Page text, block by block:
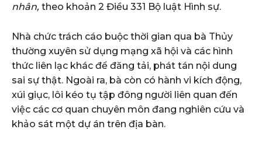
nhân, theo khoản 2 Điều 331 Bộ luật Hình sự.
Nhà chức trách cáo buộc thời gian qua bà Thủy
thường xuyên sử dụng mạng xã hội và các hình
thức liên lạc khác để đăng tải, phát tán nội dung
sai sự thật. Ngoài ra, bà còn có hành vi kích động,
xúi giục, lôi kéo tụ tập đông người liên quan đến
việc các cơ quan chuyên môn đang nghiên cứu và
khảo sát một dự án trên địa bàn.